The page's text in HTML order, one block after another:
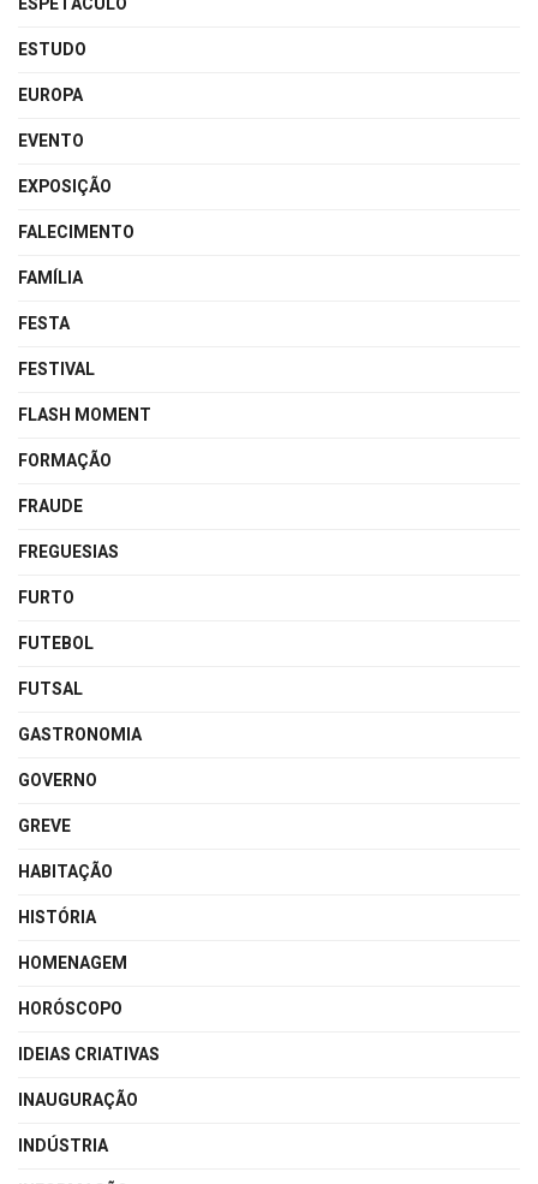
ESTUDO
EUROPA
EVENTO
EXPOSIÇÃO
FALECIMENTO
FAMÍLIA
FESTA
FESTIVAL
FLASH MOMENT
FORMAÇÃO
FRAUDE
FREGUESIAS
FURTO
FUTEBOL
FUTSAL
GASTRONOMIA
GOVERNO
GREVE
HABITAÇÃO
HISTÓRIA
HOMENAGEM
HORÓSCOPO
IDEIAS CRIATIVAS
INAUGURAÇÃO
INDÚSTRIA